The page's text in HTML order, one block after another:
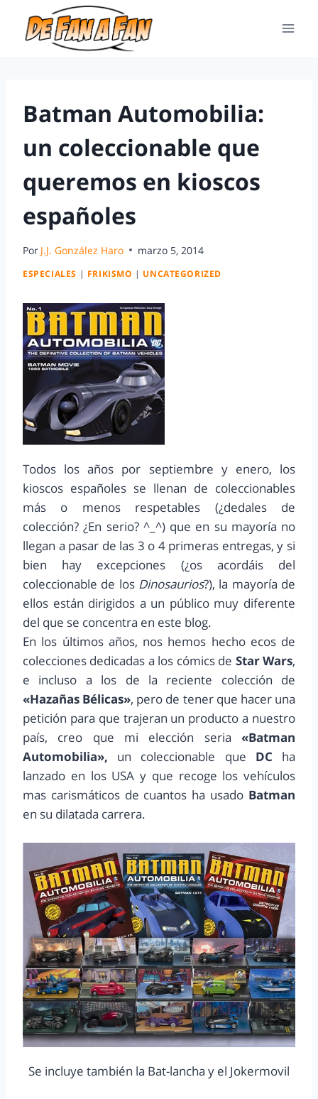
Batman Automobilia:
un coleccionable que
queremos en kioscos
españoles
Por J.J. González Haro marzo 5, 2014
ESPECIALES | FRIKISMO | UNCATEGORIZED
Todos los años por septiembre y enero, los
kioscos españoles se llenan de coleccionables
más o menos respetables (¿dedales de
colección? ¿En serio? ^_^) que en su mayoría no
llegan a pasar de las 3 o 4 primeras entregas, y si
bien hay excepciones (¿os acordáis del
coleccionable de los Dinosaurios?), la mayoría de
ellos están dirigidos a un público muy diferente
del que se concentra en este blog.
En los últimos años, nos hemos hecho ecos de
colecciones dedicadas a los cómics de Star Wars,
e incluso a los de la reciente colección de
«Hazañas Bélicas», pero de tener que hacer una
petición para que trajeran un producto a nuestro
país, creo que mi elección seria «Batman
Automobilia», un coleccionable que DC ha
lanzado en los USA y que recoge los vehículos
mas carismáticos de cuantos ha usado Batman
en su dilatada carrera.
Se incluye también la Bat-lancha y el Jokermovil